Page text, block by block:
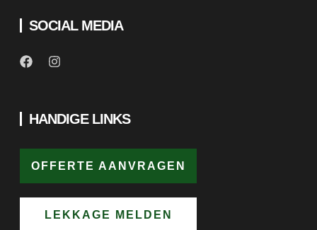
SOCIAL MEDIA
HANDIGE LINKS
OFFERTE AANVRAGEN
LEKKAGE MELDEN